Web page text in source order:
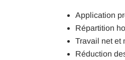
Application
Répartition
Travail net et
Réduction